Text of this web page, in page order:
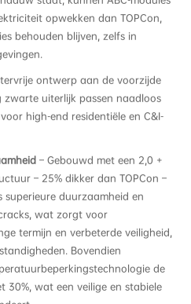
opwekken dan TOPCon,
behouden blijven, zelfs in
ontwerp aan de voorzijde
zwarte uiterlijk passen naadloos
high-end residentiële en C&I-
– Gebouwd met een 2,0 +
– 25% dikker dan TOPCon –
superieure duurzaamheid en
wat zorgt voor
termijn en verbeterde veiligheid,
Bovendien
de
30%, wat een veilige en stabiele